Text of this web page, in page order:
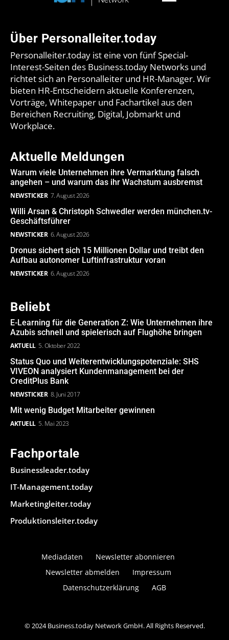
Über Personalleiter.today
Personalleiter.today ist eine von fünf Special-
Interest-Seiten des Business.today Networks und
richtet sich an Personalleiter und HR-Manager. Wir
bieten HR-Entscheidern aktuelle Konferenzen,
Vorträge, Whitepaper und Fachartikel aus den
Bereichen Recruiting, Digital, Jobmarkt und
Workplace.
Aktuelle Meldungen
Warum viele Unternehmen ihre Vermarktung falsch
angehen – und warum das ihr Wachstum ausbremst
NEWSTICKER 7. August 2026
Willi Arsan & Christoph Schwedler werden münchen.tv-
Geschäftsführer
NEWSTICKER 6. August 2026
Dronus sichert sich 15 Millionen Dollar und treibt den
Aufbau autonomer Luftinfrastruktur voran
NEWSTICKER 6. August 2026
Beliebt
E-Learning für die Generation Z: Wie Unternehmen ihre
Azubis schnell und spielerisch auf Flughöhe bringen
AKTUELL 5. Oktober 2022
Status Quo und Weiterentwicklungspotenziale: SHS
VIVEON analysiert Kundenmanagement bei der
CreditPlus Bank
NEWSTICKER 8. Juni 2017
Mit wenig Budget Mitarbeiter gewinnen
AKTUELL 5. Mai 2023
Fachportale
Businessleader.today
IT-Management.today
Marketingleiter.today
Produktionsleiter.today
Mediadaten
Newsletter abonnieren
Newsletter abmelden
Impressum
Datenschutzerklärung
AGB
© 2024 Business.today Network GmbH. All Rights Reserved.